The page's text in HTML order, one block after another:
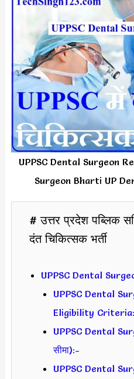
UPPSC Dental Surgeon
Surgeon Bharti UP
# उत्तर प्रदेश पब्लिक
दंत चिकित्सक भर्ती
UPPSC Dental
UPPSC Dental
Eligibility
UPPSC Dental
सीमा):-
UPPSC Dental